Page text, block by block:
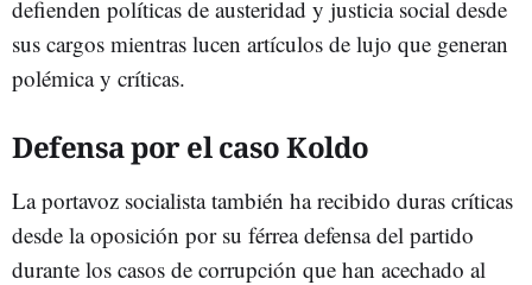
defienden políticas de austeridad y justicia social desde
sus cargos mientras lucen artículos de lujo que generan
polémica y críticas.
Defensa por el caso Koldo
La portavoz socialista también ha recibido duras críticas
desde la oposición por su férrea defensa del partido
durante los casos de corrupción que han acechado al